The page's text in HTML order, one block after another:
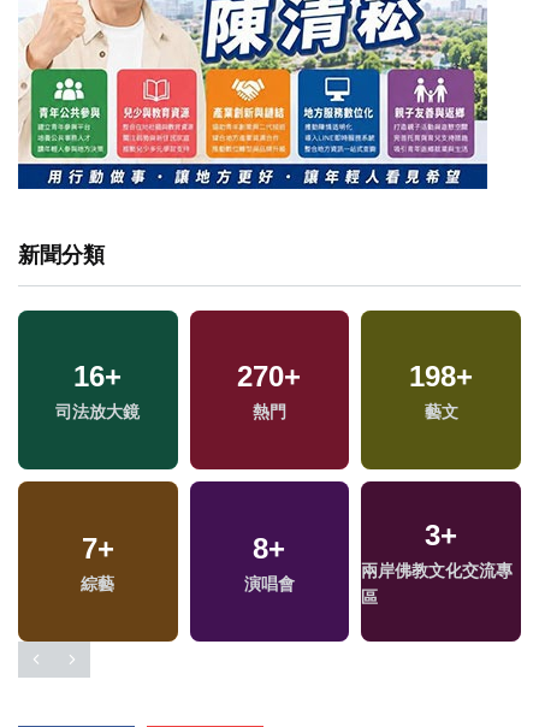
新聞分類
16+
司法放大鏡
270+
熱門
198+
藝文
7+
綜藝
8+
演唱會
3+
兩岸佛教文化交流專
區